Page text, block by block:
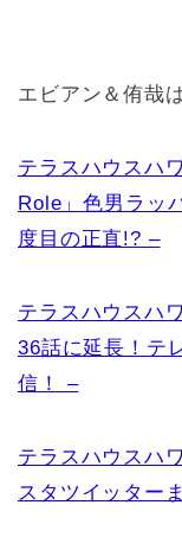
エビアン＆侑哉
テラスハウスハ
Role」色男ラッ
度目の正直!? –
テラスハウスハ
36話に延長！テ
信！ –
テラスハウスハ
スタツイッター